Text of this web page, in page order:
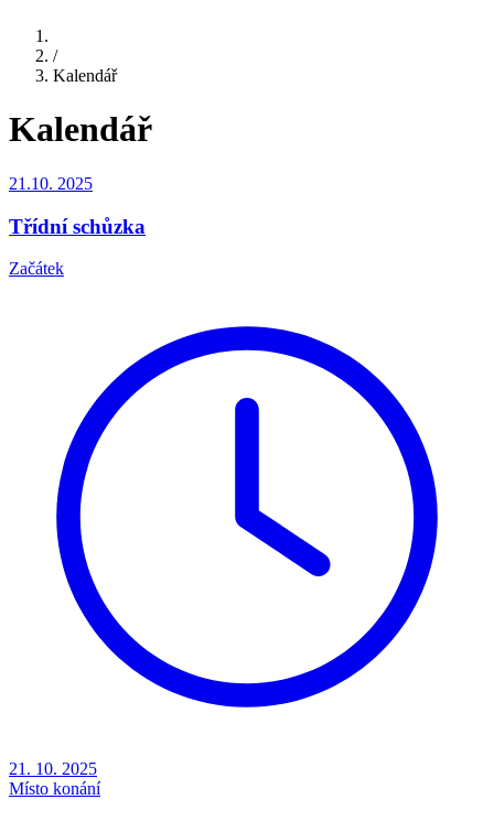
/
Kalendář
Kalendář
21.10. 2025
Třídní schůzka
Začátek
21. 10. 2025
Místo konání